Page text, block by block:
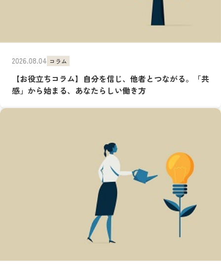
2026.08.04 コラム
【お役立ちコラム】自分を信じ、他者とつながる。「共
感」から始まる、あなたらしい働き方